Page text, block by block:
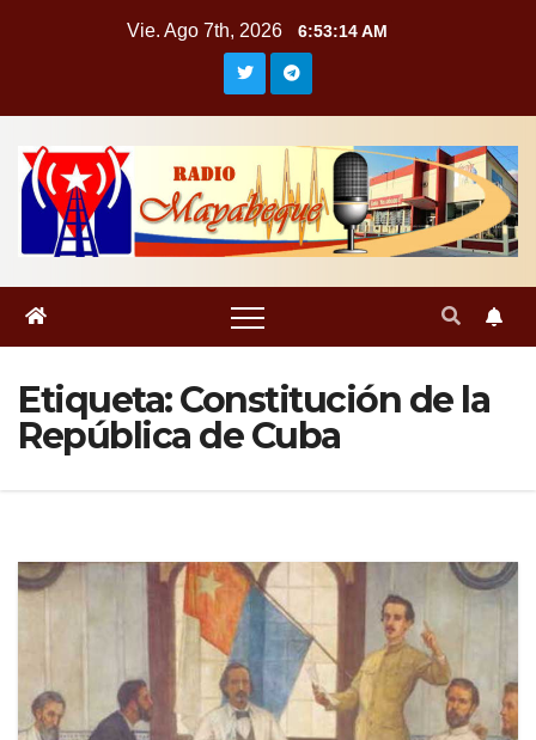
Vie. Ago 7th, 2026 6:53:15 AM
Etiqueta:Constitución de la
República de Cuba